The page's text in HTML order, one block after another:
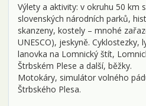
Výlety a aktivity: v okruhu 50 km
slovenských národních parků,
skanzeny, kostely – mnohé
UNESCO), jeskyně. Cyklostezky,
lanovka na Lomnický štít,
Štrbském Plese a další, běžky.
Motokáry, simulátor volného
Štrbského Plesa.